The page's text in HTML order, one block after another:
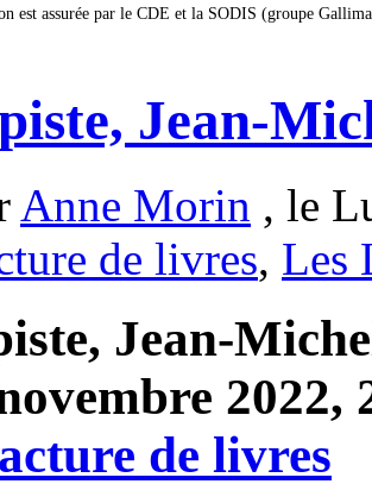
est assurée par le CDE et la SODIS (groupe
Jean-
Anne Morin , le
de livres, Les
Jean-
2022,
de livres